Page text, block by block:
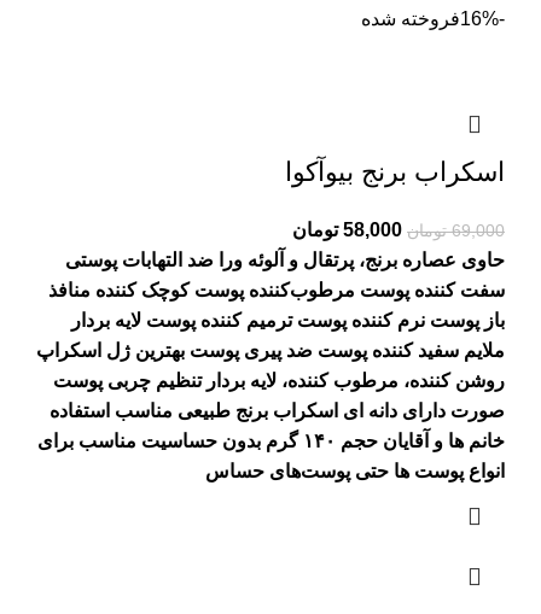
-16% فروخته شده
اسکراب برنج بیوآکوا
69,000 تومان Original
price
was:
69,000 تومان.
58,000 تومان
price
is:
58,000 تومان.
حاوی عصاره برنج، پرتقال و آلوئه ورا ضد التهابات پوستی
سفت کننده پوست مرطوب‌کننده پوست کوچک کننده منافذ
باز پوست نرم کننده پوست ترمیم کننده پوست لایه بردار
ملایم سفید کننده پوست ضد پیری پوست بهترین ژل اسکراپ
روشن کننده، مرطوب کننده، لایه بردار تنظیم چربی پوست
صورت دارای دانه ای اسکراب برنج طبیعی مناسب استفاده
خانم ها و آقایان حجم ۱۴۰ گرم بدون حساسیت مناسب برای
انواع پوست ها حتی پوست‌‌‌‌های حساس